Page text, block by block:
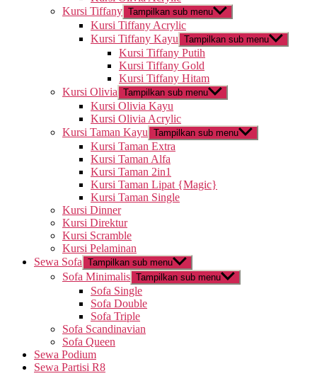
Kursi Tiffany Tampilkan sub menu
Kursi Tiffany Acrylic
Kursi Tiffany Kayu Tampilkan sub menu
Kursi Tiffany Putih
Kursi Tiffany Gold
Kursi Tiffany Hitam
Kursi Olivia Tampilkan sub menu
Kursi Olivia Kayu
Kursi Olivia Acrylic
Kursi Taman Kayu Tampilkan sub menu
Kursi Taman Extra
Kursi Taman Alfa
Kursi Taman 2in1
Kursi Taman Lipat {Magic}
Kursi Taman Single
Kursi Dinner
Kursi Direktur
Kursi Scramble
Kursi Pelaminan
Sewa Sofa Tampilkan sub menu
Sofa Minimalis Tampilkan sub menu
Sofa Single
Sofa Double
Sofa Triple
Sofa Scandinavian
Sofa Queen
Sewa Podium
Sewa Partisi R8